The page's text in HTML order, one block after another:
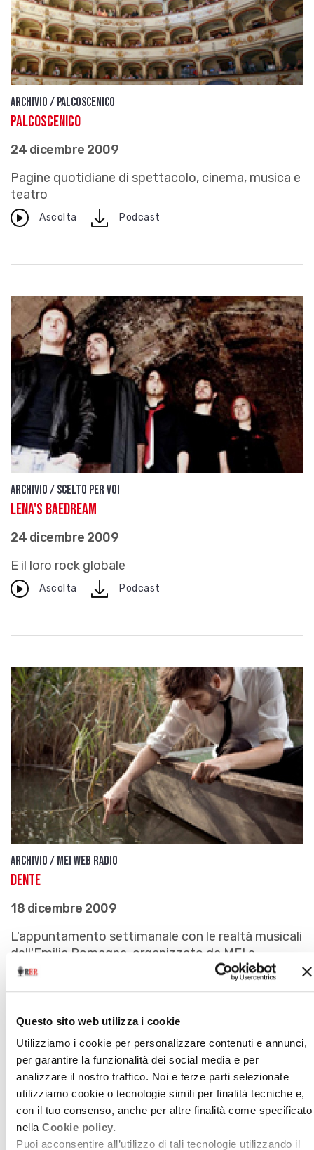
Questo sito web utilizza i cookie
Utilizziamo i cookie per personalizzare contenuti e annunci,
per garantire la funzionalità dei social media e per
analizzare il nostro traffico. Noi e terze parti selezionate
utilizziamo cookie o tecnologie simili per finalità tecniche e,
con il tuo consenso, anche per altre finalità come specificato
nella Cookie policy.
Puoi acconsentire all’utilizzo di tali tecnologie utilizzando il
Archivio / Palcoscenico
Palcoscenico
24 dicembre 2009
Pagine quotidiane di spettacolo, cinema, musica e
teatro
Ascolta downloadPodcast
Archivio / Scelto per voi
Lena's Baedream
24 dicembre 2009
E il loro rock globale
Ascolta downloadPodcast
Archivio / Mei Web Radio
Dente
18 dicembre 2009
L'appuntamento settimanale con le realtà musicali
dell'Emilia Romagna, organizzato da MEI e
realizzato da Gianluca Giusti e Michele Orvieti di